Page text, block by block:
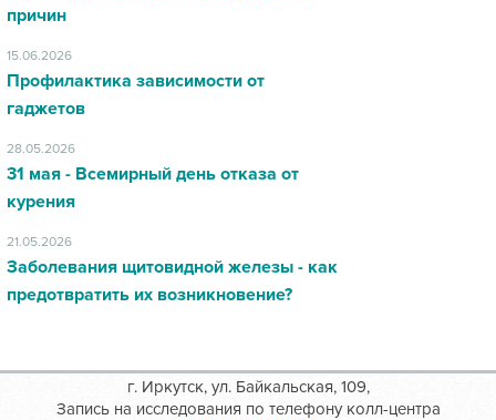
причин
15.06.2026
Профилактика зависимости от
гаджетов
28.05.2026
31 мая - Всемирный день отказа от
курения
21.05.2026
Заболевания щитовидной железы - как
предотвратить их возникновение?
г. Иркутск, ул. Байкальская, 109,
Запись на исследования по телефону колл-центра